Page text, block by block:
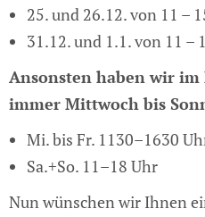
25. und 26.12. von 11 –
31.12. und 1.1. von 11 –
Ansonsten haben wir im
immer Mittwoch bis
Mi. bis Fr. 1130–1630
Sa.+So. 11–18 Uhr
Nun wünschen wir Ihnen